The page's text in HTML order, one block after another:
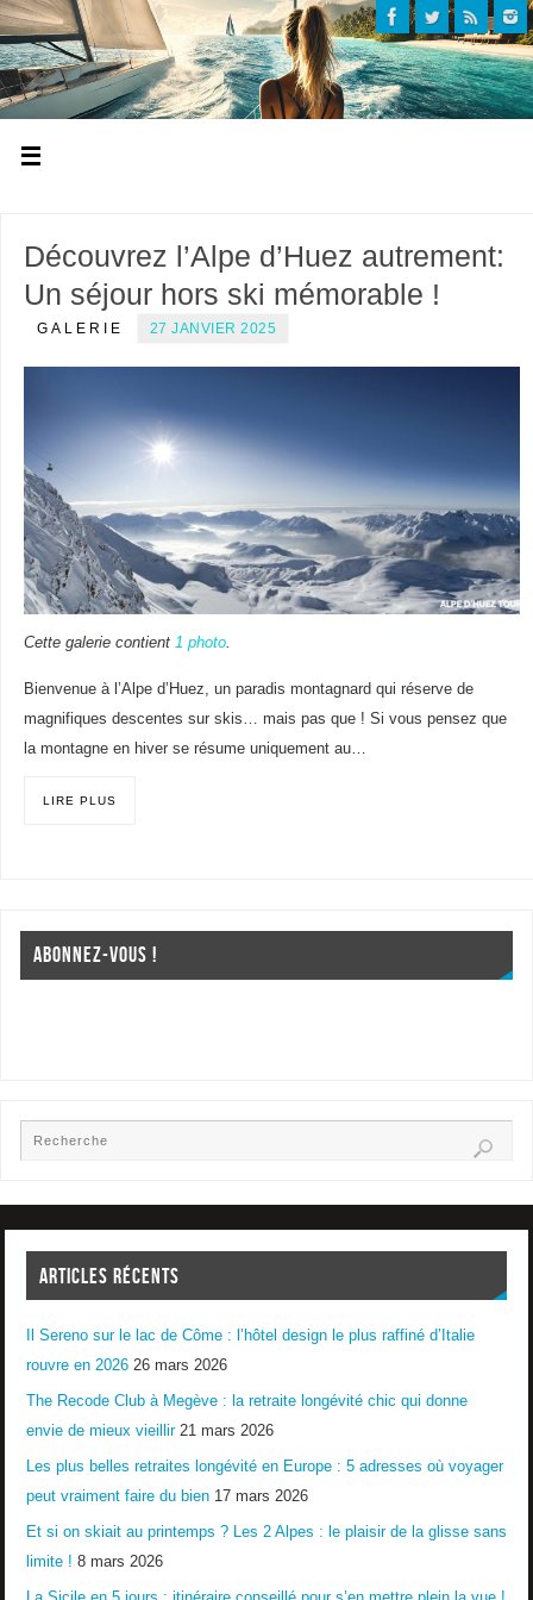
Découvrez l’Alpe d’Huez autrement:
Un séjour hors ski mémorable !
GALERIE 27 JANVIER 2025
Cette galerie contient 1 photo.
Bienvenue à l’Alpe d’Huez, un paradis montagnard qui réserve de
magnifiques descentes sur skis… mais pas que ! Si vous pensez que
la montagne en hiver se résume uniquement au…
LIRE PLUS
ABONNEZ-VOUS !
ARTICLES RÉCENTS
Il Sereno sur le lac de Côme : l’hôtel design le plus raffiné d’Italie
rouvre en 2026 26 mars 2026
The Recode Club à Megève : la retraite longévité chic qui donne
envie de mieux vieillir 21 mars 2026
Les plus belles retraites longévité en Europe : 5 adresses où voyager
peut vraiment faire du bien 17 mars 2026
Et si on skiait au printemps ? Les 2 Alpes : le plaisir de la glisse sans
limite ! 8 mars 2026